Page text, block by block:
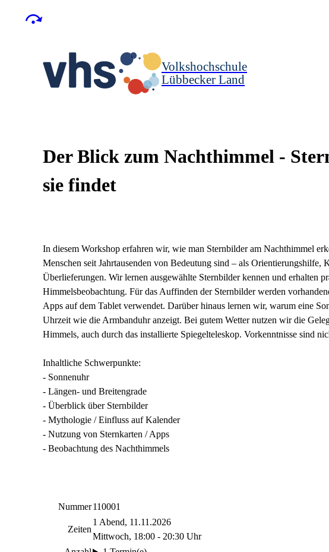
Volkshochschule
Lübbecker Land
Der Blick zum Nachthimmel -
sie findet
In diesem Workshop erfahren wir, wie man Sternbilder am Nachthimmel
Menschen seit Jahrtausenden von Bedeutung sind – als Orientierungshilfe,
Überlieferungen. Wir lernen ausgewählte Sternbilder kennen und erhalten
Himmelsbeobachtung. Für das Auffinden der Sternbilder werden
Apps auf dem Tablet verwendet. Darüber hinaus lernen wir, warum eine
Uhrzeit wie die Armbanduhr anzeigt. Bei gutem Wetter nutzen wir die
Himmels, auch durch das installierte Spiegelteleskop. Vorkenntnisse sind
Inhaltliche Schwerpunkte:
- Sonnenuhr
- Längen- und Breitengrade
- Überblick über Sternbilder
- Mythologie / Einfluss auf Kalender
- Nutzung von Sternkarten / Apps
- Beobachtung des Nachthimmels
Nummer110001
Zeiten
1 Abend, 11.11.2026
Mittwoch, 18:00 - 20:30 Uhr